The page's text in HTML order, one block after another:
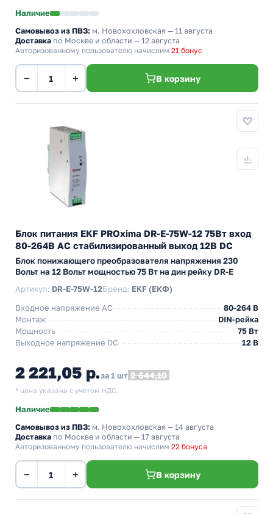
Наличие
Самовывоз из ПВЗ: м. Новохохловская — 11 августа
Доставка по Москве и области — 12 августа
Авторизованному пользователю начислим 21 бонус
− + В корзину
Блок питания EKF PROxima DR-E-75W-12 75Вт вход
80-264В АС стабилизированный выход 12В DC
Блок понижающего преобразователя напряжения 230
Вольт на 12 Вольт мощностью 75 Вт на дин рейку DR-E
Артикул: DR-E-75W-12Бренд: EKF (ЕКФ)
Входное напряжение AC
80-264 В
Монтаж
DIN-рейка
Мощность
75 Вт
Выходное напряжение DC
12 В
2 221,05 р.за 1 шт 2 644,10
* цена указана с учетом НДС.
Наличие
Самовывоз из ПВЗ: м. Новохохловская — 14 августа
Доставка по Москве и области — 17 августа
Авторизованному пользователю начислим 22 бонуса
− + В корзину